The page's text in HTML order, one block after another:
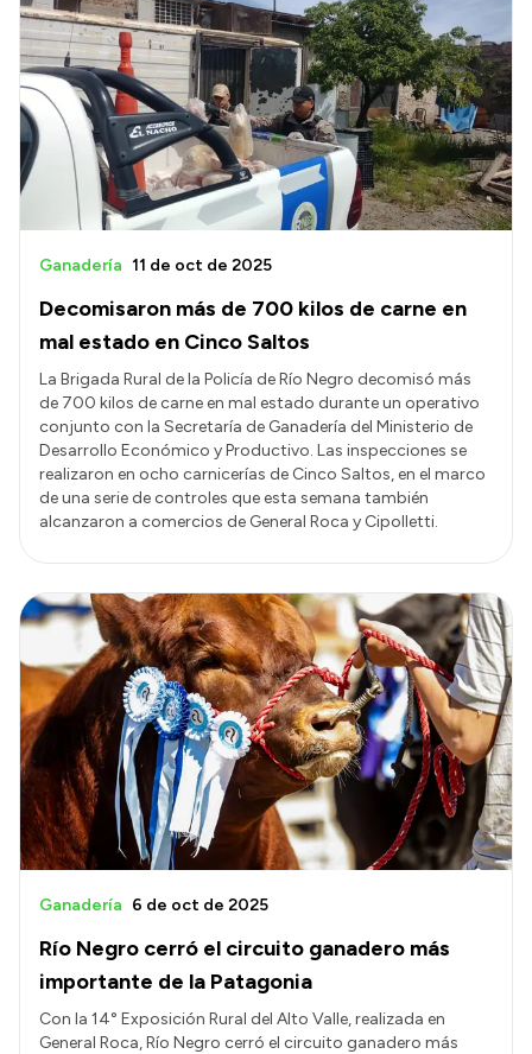
Casa de Gobierno
Acerca de Río Negro
Historia
Geografía
Invertí en Río Negro
Transparencia
Presupuesto
Boletín Oficial
Compras y licitaciones
Consulta de expedientes
Consulta de pago a proveedores
Intranet
Login
Decomisaron más de 700 kilos de carne en
mal estado en Cinco Saltos
Ganadería 11 de oct de 2025
La Brigada Rural de la Policía de Río Negro decomisó más
de 700 kilos de carne en mal estado durante un operativo
conjunto con la Secretaría de Ganadería del Ministerio de
Desarrollo Económico y Productivo. Las inspecciones se
realizaron en ocho carnicerías de Cinco Saltos, en el marco
de una serie de controles que esta semana también
alcanzaron a comercios de General Roca y Cipolletti.
Río Negro cerró el circuito ganadero más
importante de la Patagonia
Ganadería 6 de oct de 2025
Con la 14° Exposición Rural del Alto Valle, realizada en
General Roca, Río Negro cerró el circuito ganadero más